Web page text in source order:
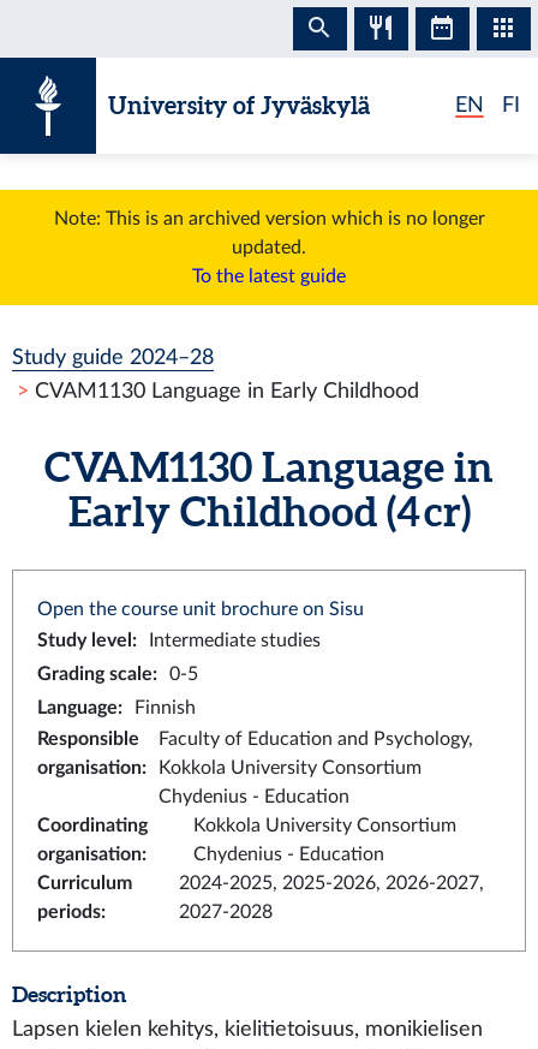
University of Jyväskylä EN FI
Note: This is an archived version which is no longer
updated.
To the latest guide
Study guide 2024–28
CVAM1130 Language in Early Childhood
CVAM1130 Language in
Early Childhood (4 cr)
Open the course unit brochure on Sisu
Study level :
Intermediate studies
Grading scale:
0-5
Language:
Finnish
Responsible
organisation:
Faculty of Education and Psychology,
Kokkola University Consortium
Chydenius - Education
Coordinating
organisation:
Kokkola University Consortium
Chydenius - Education
Curriculum
periods:
2024-2025, 2025-2026, 2026-2027,
2027-2028
Description
Lapsen kielen kehitys, kielitietoisuus, monikielisen